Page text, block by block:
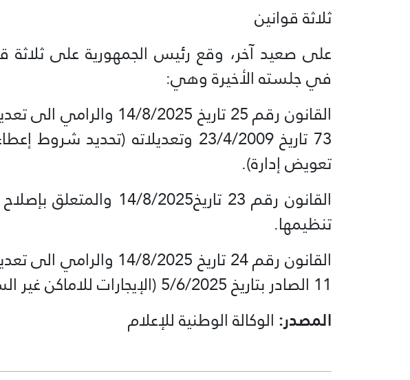
ثلاثة قوانين
على صعيد آخر، وقع رئيس الجمهورية على ثلاثة
في جلسته الأخيرة وهي:
القانون رقم 25 تاريخ 14/8/
73 تاريخ 23/4/2009 وتعديلاته
تعويض إدارة).
القانون رقم 23 تاريخ14/8/
تنظيمها.
القانون رقم 24 تاريخ 14/8/
11 الصادر بتاريخ 5/6/2025 (الإيجارات للاماكن غير السكنية).
المصدر: الوكالة الوطنية للإعلام